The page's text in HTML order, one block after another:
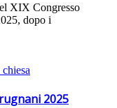
XIX Congresso
dopo i
2025